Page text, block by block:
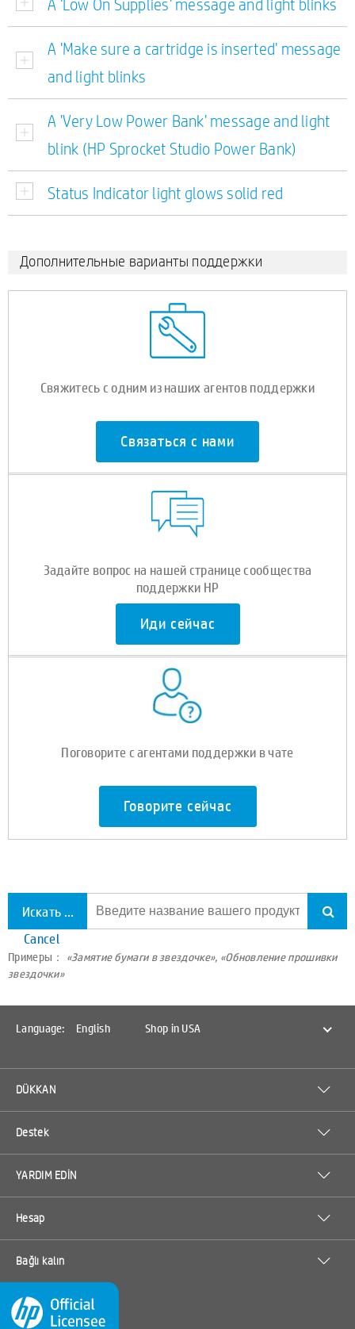
A 'Low On Supplies' message and light blinks
A 'Make sure a cartridge is inserted' message
and light blinks
A 'Very Low Power Bank' message and light
blink (HP Sprocket Studio Power Bank)
Status Indicator light glows solid red
Дополнительные варианты поддержки
Свяжитесь с одним из наших агентов поддержки
Связаться с нами
Задайте вопрос на нашей странице сообщества
поддержки HP
Иди сейчас
Поговорите с агентами поддержки в чате
Говорите сейчас
Искать по всей поддержке
Cancel
Примеры： «Замятие бумаги в звездочке», «Обновление прошивки
звездочки»
Language: English Shop in USA
DÜKKAN
Destek
YARDIM EDİN
Hesap
Bağlı kalın